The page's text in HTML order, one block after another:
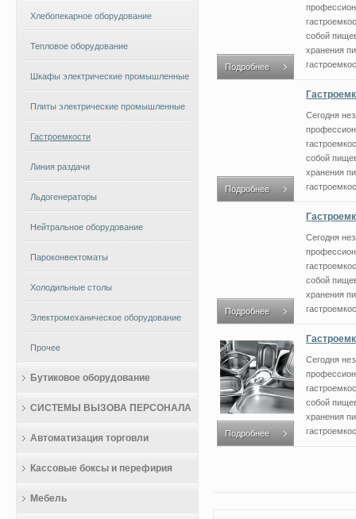
Подробнее
собой
хранения
Подробнее
Сегодня
собой
хранения
Подробнее
Сегодня
собой
хранения
Подробнее
Сегодня
собой
хранения
Хлебопекарное оборудование
Тепловое оборудование
Шкафы электрические промышленные
Плиты электрические промышленные
Гастроемкости
Линия раздачи
Льдогенераторы
Нейтральное оборудование
Пароконвектоматы
Холодильные столы
Электромеханическое оборудование
Прочее
Бутиковое оборудование
СИСТЕМЫ ВЫЗОВА ПЕРСОНАЛА
Автоматизация торговли
Кассовые боксы и перефирия
Мебель